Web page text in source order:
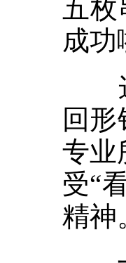
五
成功
这
回
专业
受“
精神